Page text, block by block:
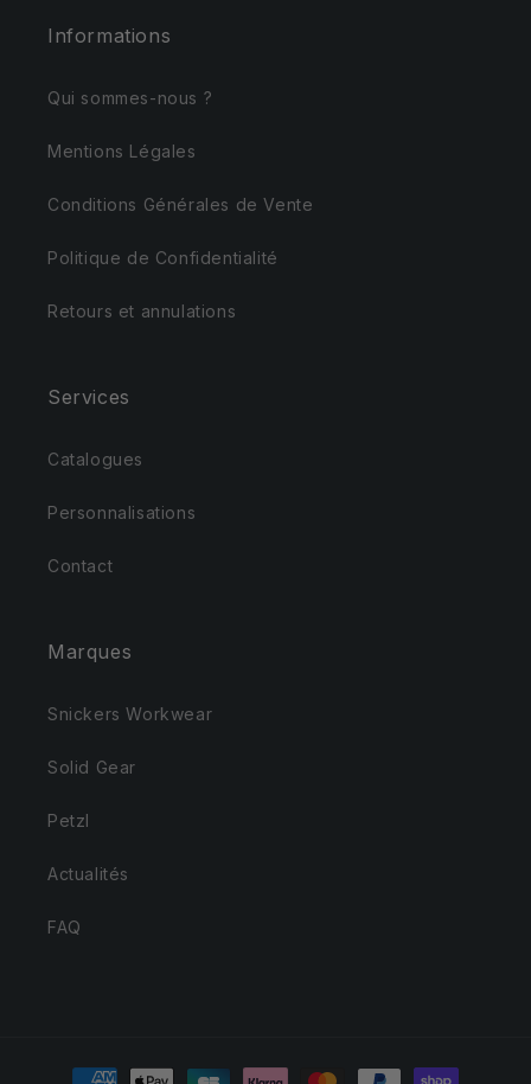
Informations
Qui sommes-nous ?
Mentions Légales
Conditions Générales de Vente
Politique de Confidentialité
Retours et annulations
Services
Catalogues
Personnalisations
Contact
Marques
Snickers Workwear
Solid Gear
Petzl
Actualités
FAQ
Moyens